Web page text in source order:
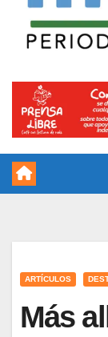
ARTÍCULOS
Más